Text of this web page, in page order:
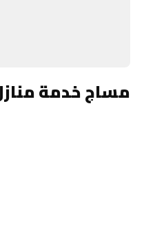
مساج خدمة منازل ٢٤ ساعة الكويت